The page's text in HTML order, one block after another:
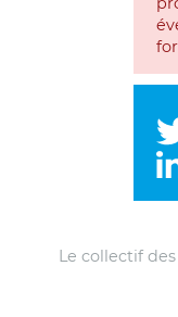
Le collectif